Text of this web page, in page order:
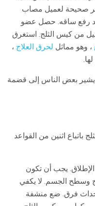
صحيحة لعميل مصاب
رفع ساقه. حصل عضو
من كيس الثلج. استغرق
، وهو مماثل لحرق العلاج ،
بعض الناس إلى قضمة
اثنين من القواعد
الإطلاق. يجب أن تكون
وسطح الجسم. لا يكفي
فرق. ضع منشفة